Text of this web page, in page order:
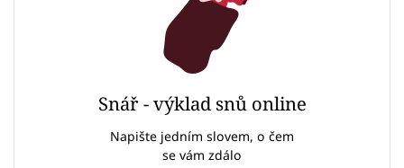
Snář - výklad snů online
Napište jedním slovem, o čem
se vám zdálo